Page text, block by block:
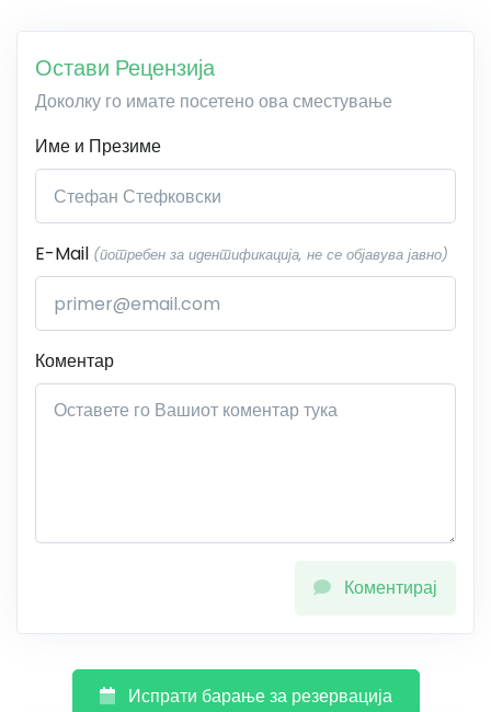
Остави Рецензија
Доколку го имате посетено ова сместување
Име и Презиме
E-Mail (потребен за идентификација, не се објавува јавно)
Коментар
Коментирај
Испрати барање за резервација